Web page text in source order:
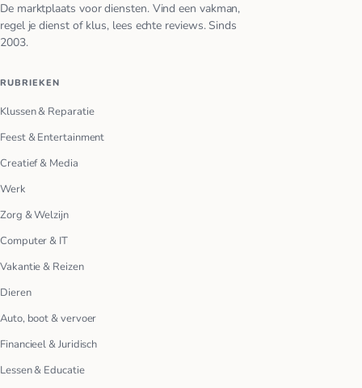
De marktplaats voor diensten. Vind een vakman,
regel je dienst of klus, lees echte reviews. Sinds
2003.
RUBRIEKEN
Klussen & Reparatie
Feest & Entertainment
Creatief & Media
Werk
Zorg & Welzijn
Computer & IT
Vakantie & Reizen
Dieren
Auto, boot & vervoer
Financieel & Juridisch
Lessen & Educatie